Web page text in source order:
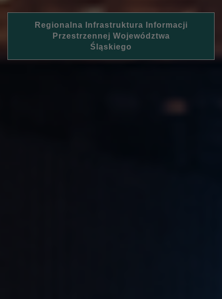
Regionalna Infrastruktura Informacji
Przestrzennej Województwa
Śląskiego